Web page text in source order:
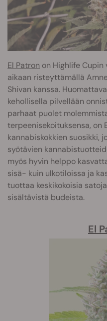
El Patron on Highlife
aikaan risteyttämällä
Shivan kanssa.
kehollisella pilvellään
parhaat puolet
terpeenisekoituksensa, on
kannabiskokkien suosikki,
syötävien
myös hyvin helppo
sisä- kuin ulkotiloissa ja
tuottaa keskikokoisia
sisältävistä budeista.
El